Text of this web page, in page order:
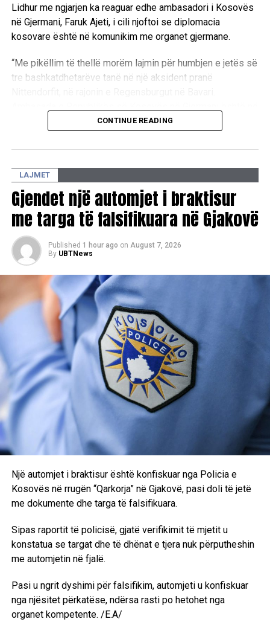
Lidhur me ngjarjen ka reaguar edhe ambasadori i Kosovës
në Gjermani, Faruk Ajeti, i cili njoftoi se diplomacia
kosovare është në komunikim me organet gjermane.
“Me pikëllim të thellë morëm lajmin për humbjen e jetës së
tre bashkatdhetarëve tanë në një aksident pranë
kontakt me autoritetet gjermane lidhur me rastin. Në këto
të sinqerta familjarëve dhe të afërmve të viktimave”, ka
CONTINUE READING
LAJMET
Gjendet një automjet i braktisur
me targa të falsifikuara në Gjakovë
Published 1 hour ago on August 7, 2026
By UBTNews
Një automjet i braktisur është konfiskuar nga Policia e
Kosovës në rrugën “Qarkorja” në Gjakovë, pasi doli të jetë
me dokumente dhe targa të falsifikuara.
Sipas raportit të policisë, gjatë verifikimit të mjetit u
konstatua se targat dhe të dhënat e tjera nuk përputheshin
me automjetin në fjalë.
Pasi u ngrit dyshimi për falsifikim, automjeti u konfiskuar
nga njësitet përkatëse, ndërsa rasti po hetohet nga
organet kompetente. /E.A/